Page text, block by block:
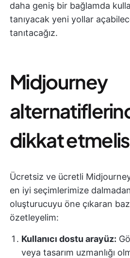
daha geniş bir bağlamda
tanıyacak yeni yollar
tanıtacağız.
Midjourney
dikkat
Ücretsiz ve ücretli
en iyi seçimlerimize
oluşturucuyu öne çıkaran
özetleyelim:
Kullanıcı dostu arayüz:
veya tasarım uzmanlığı